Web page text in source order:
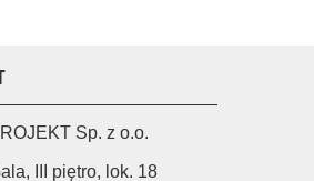
Sp. z o.o.
III piętro, lok. 18